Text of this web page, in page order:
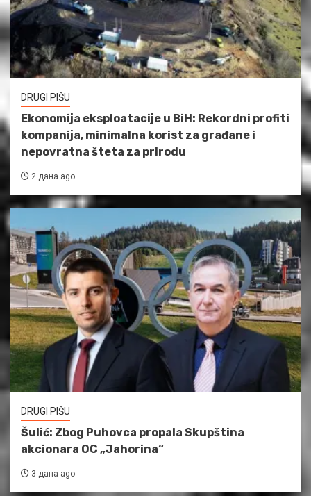
DRUGI PIŠU
Ekonomija eksploatacije u BiH: Rekordni profiti
kompanija, minimalna korist za građane i
nepovratna šteta za prirodu
2 дана ago
DRUGI PIŠU
Šulić: Zbog Puhovca propala Skupština
akcionara OC „Jahorina“
3 дана ago